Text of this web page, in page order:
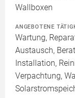
Wallboxen
ANGEBOTENE
Wartung,
Austausch,
Installation,
Verpachtung,